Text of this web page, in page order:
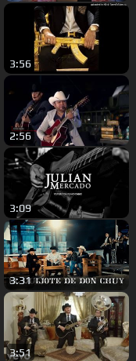
3:56
2:56
3:09
3:31
3:51